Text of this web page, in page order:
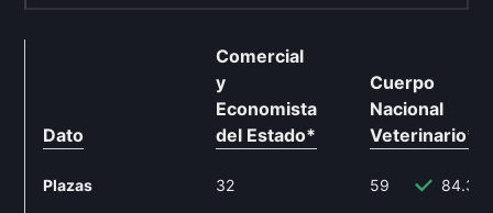
Dato
Comercial
y
Economista
del Estado*
Plazas 32
Cuerpo
Nacional
Veterinario**
59